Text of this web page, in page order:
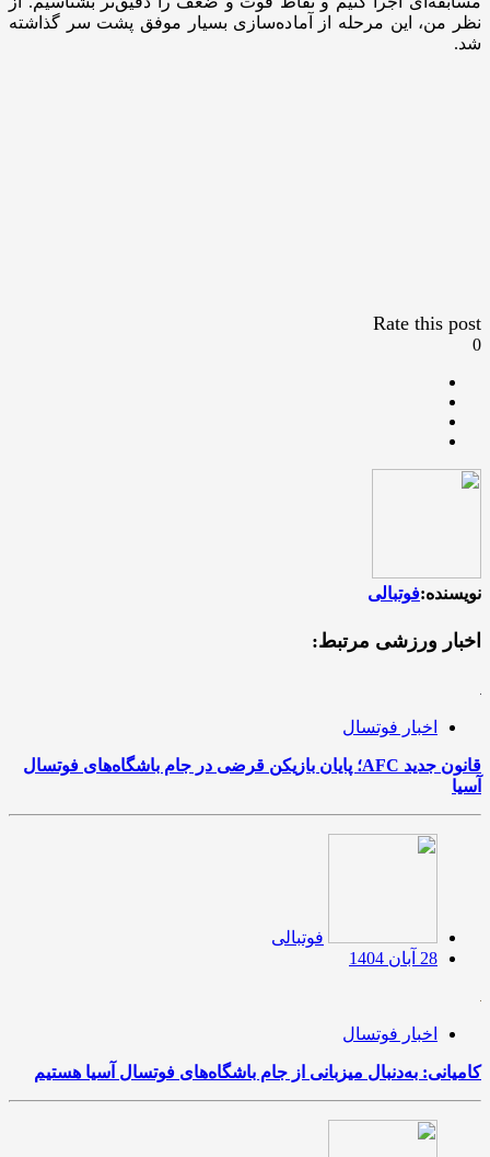
نظر من، این مرحله از آماده‌سازی بسیار موفق پشت سر گذاشته
شد.
Rate this post
0
نویسنده:فوتبالی
اخبار ورزشی مرتبط:
اخبار فوتسال
قانون جدید AFC؛ پایان بازیکن قرضی در جام باشگاه‌های فوتسال
آسیا
فوتبالی
28 آبان 1404
اخبار فوتسال
کامیانی: به‌دنبال میزبانی از جام باشگاه‌های فوتسال آسیا هستیم